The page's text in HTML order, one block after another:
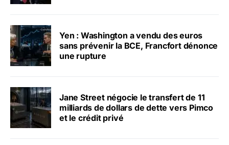
Yen : Washington a vendu des euros
sans prévenir la BCE, Francfort dénonce
une rupture
Jane Street négocie le transfert de 11
milliards de dollars de dette vers Pimco
et le crédit privé